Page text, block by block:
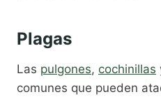
Plagas
Las pulgones, cochinillas
comunes que pueden